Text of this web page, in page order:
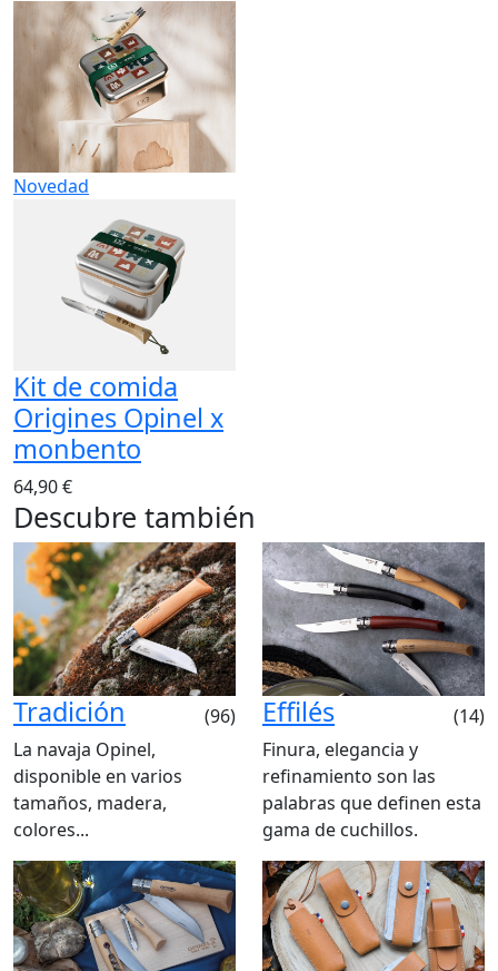
Novedad
Kit de comida
Origines Opinel x
monbento
64,90 €
Descubre también
Tradición
(96)
La navaja Opinel,
disponible en varios
tamaños, madera,
colores...
Effilés
(14)
Finura, elegancia y
refinamiento son las
palabras que definen esta
gama de cuchillos.